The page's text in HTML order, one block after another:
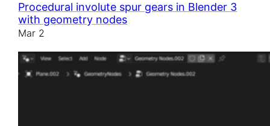
Procedural involute spur gears in Blender 3
with geometry nodes
Mar 2